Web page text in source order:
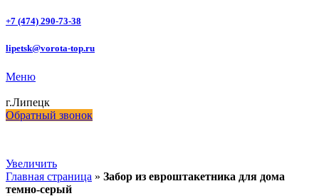
+7 (474) 290-73-38
lipetsk@vorota-top.ru
Меню
г.Липецк
Обратный звонок
Увеличить
Главная страница » Забор из евроштакетника для дома
темно-серый